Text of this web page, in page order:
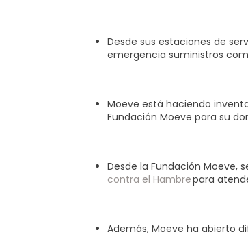
Desde sus estaciones de
emergencia suministros
Moeve está haciendo
Fundación Moeve para su
Desde la Fundación Moeve,
contra el Hambrepara
Además, Moeve ha abierto